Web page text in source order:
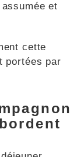
et
cette
portées par